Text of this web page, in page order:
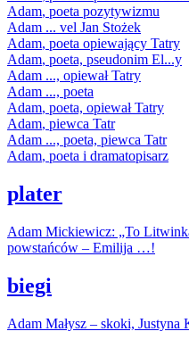
Adam, poeta pozytywizmu
Adam ... vel Jan Stożek
Adam, poeta opiewający Tatry
Adam, poeta, pseudonim El...y
Adam ..., opiewał Tatry
Adam ..., poeta
Adam, poeta, opiewał Tatry
Adam, piewca Tatr
Adam ..., poeta, piewca Tatr
Adam, poeta i dramatopisarz
plater
Adam Mickiewicz: „To
powstańców – Emilija …!
biegi
Adam Małysz – skoki, Justyna